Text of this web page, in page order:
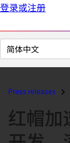
登录或注册
切
换
面Press releases
红帽加